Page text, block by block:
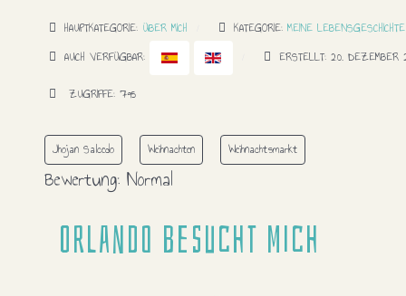
HAUPTKATEGORIE: ÜBER MICH KATEGORIE: MEINE LEBENSGESCHICHTE
AUCH VERFÜGBAR:
ERSTELLT: 20. DEZEMBER
ZUGRIFFE: 795
Jhojan Salcedo Weihnachten Weihnachtsmarkt
Bewertung: Normal
Orlando besucht mich